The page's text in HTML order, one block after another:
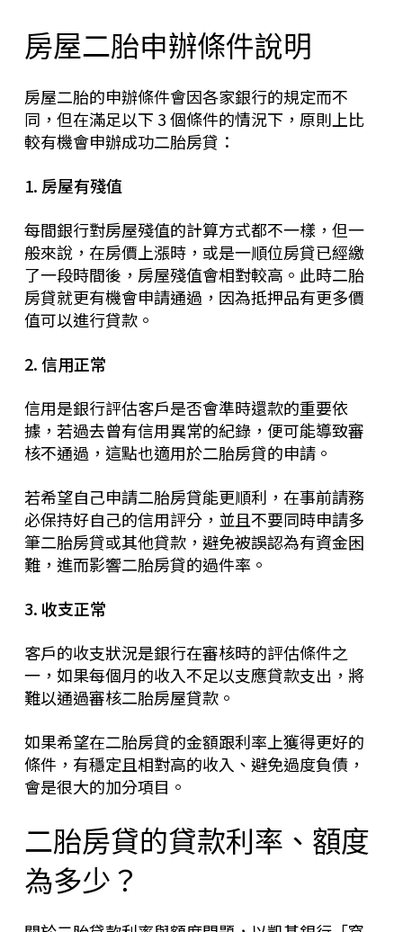
房屋二胎申辦條件說明
房屋二胎的申辦條件會因各家銀行的規定而不
同，但在滿足以下 3 個條件的情況下，原則上比
較有機會申辦成功二胎房貸：
1. 房屋有殘值
每間銀行對房屋殘值的計算方式都不一樣，但一
般來說，在房價上漲時，或是一順位房貸已經繳
了一段時間後，房屋殘值會相對較高。此時二胎
房貸就更有機會申請通過，因為抵押品有更多價
值可以進行貸款。
2. 信用正常
信用是銀行評估客戶是否會準時還款的重要依
據，若過去曾有信用異常的紀錄，便可能導致審
核不通過，這點也適用於二胎房貸的申請。
若希望自己申請二胎房貸能更順利，在事前請務
必保持好自己的信用評分，並且不要同時申請多
筆二胎房貸或其他貸款，避免被誤認為有資金困
難，進而影響二胎房貸的過件率。
3. 收支正常
客戶的收支狀況是銀行在審核時的評估條件之
一，如果每個月的收入不足以支應貸款支出，將
難以通過審核二胎房屋貸款。
如果希望在二胎房貸的金額跟利率上獲得更好的
條件，有穩定且相對高的收入、避免過度負債，
會是很大的加分項目。
二胎房貸的貸款利率、額度
為多少？